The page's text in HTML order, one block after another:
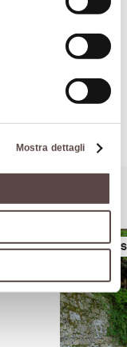
Mostra dettagli
VILLAGES